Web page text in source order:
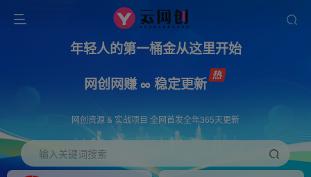
年轻人的第一桶金从这里开始
网创网赚 ∞ 稳定更新
网创资源 & 实战项目 全网首发全年365天更新
输入关键词搜索